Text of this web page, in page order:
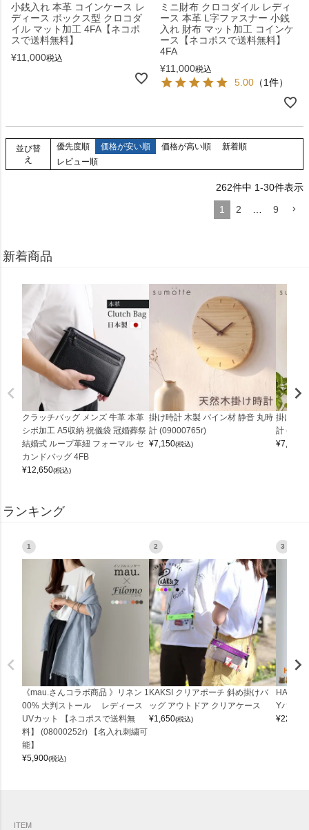
小銭入れ 本革 コインケース レ
ディース ボックス型 クロコダ
イル マット加工 4FA【ネコポ
スで送料無料】
¥11,000税込
ミニ財布 クロコダイル レディ
ース 本革 L字ファスナー 小銭
入れ 財布 マット加工 コインケ
ース【ネコポスで送料無料】
4FA
¥11,000税込
5.00 （1件）
並び替
え
優先度順 価格が安い順 価格が高い順
新着順
レビュー順
262件中 1-30件表示
1
2 9
新着商品
クラッチバッグ メンズ 牛革 本革
シボ加工 A5収納 祝儀袋 冠婚葬祭
結婚式 ループ革紐 フォーマル セ
カンドバッグ 4FB
¥12,650(税込)
掛け時計 木製 パイン材 静音 丸時
計 (09000765r)
¥7,150(税込)
掛け時
計
¥7,150
ランキング
1
《mau.さんコラボ商品 》リネン 1
00% 大判ストール レディース
UVカット 【ネコポスで送料無
料】 (08000252r) 【名入れ刺繍可
能】
¥5,900(税込)
2
KAKSI クリアポーチ 斜め掛けバ
ッグ アウトドア クリアケース
¥1,650(税込)
3
Yバッグ
¥22,000
ITEM